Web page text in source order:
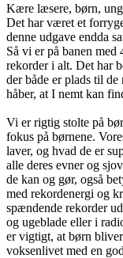
Kære læsere, børn,
Det har været et
denne udgave endda
Så vi er på banen
rekorder i alt. Det har
der både er plads til
håber, at I nemt kan
Vi er rigtig stolte på
fokus på børnene.
laver, og hvad de er
alle deres evner og
de kan og gør, også
med rekordenergi og
spændende rekorder
og ugeblade eller i
er vigtigt, at børn
voksenlivet med en